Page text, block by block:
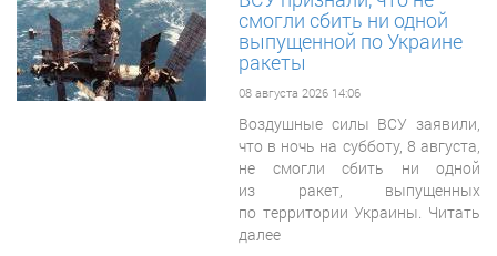
смогли сбить ни одной
выпущенной по Украине
ракеты
08 августа 2026 14:06
Воздушные силы ВСУ заявили,
что в ночь на субботу, 8 августа,
не смогли сбить ни одной
из ракет, выпущенных
по территории Украины. Читать
далее